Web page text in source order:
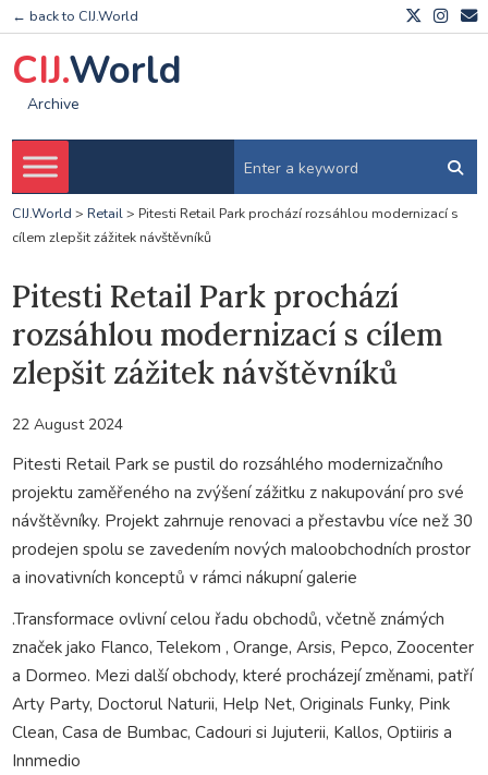
← back to CIJ.World
CIJ.World
Archive
CIJ.World > Retail> Pitesti Retail Park prochází rozsáhlou modernizací s
cílem zlepšit zážitek návštěvníků
Pitesti Retail Park prochází
rozsáhlou modernizací s cílem
zlepšit zážitek návštěvníků
22 August 2024
Pitesti Retail Park se pustil do rozsáhlého modernizačního
projektu zaměřeného na zvýšení zážitku z nakupování pro své
návštěvníky. Projekt zahrnuje renovaci a přestavbu více než 30
prodejen spolu se zavedením nových maloobchodních prostor
a inovativních konceptů v rámci nákupní galerie
.Transformace ovlivní celou řadu obchodů, včetně známých
značek jako Flanco, Telekom , Orange, Arsis, Pepco, Zoocenter
a Dormeo. Mezi další obchody, které procházejí změnami, patří
Arty Party, Doctorul Naturii, Help Net, Originals Funky, Pink
Clean, Casa de Bumbac, Cadouri si Jujuterii, Kallos, Optiiris a
Innmedio